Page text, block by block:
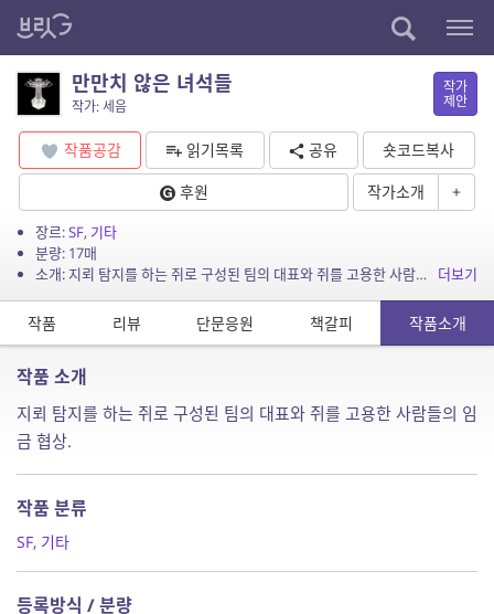
만만치 않은 녀석들
작가: 세음
작가
제안
작품공감 읽기목록 공유
숏코드복사
후원
작가소개 +
장르:SF, 기타
분량: 17매
소개: 지뢰 탐지를 하는 쥐로 구성된 팀의 대표와 쥐를 고용한 사람들의 임금 협상.
더보기
작품 리뷰 단문응원 책갈피 작품소개
작품 소개
지뢰 탐지를 하는 쥐로 구성된 팀의 대표와 쥐를 고용한 사람들의 임
금 협상.
작품 분류
SF, 기타
등록방식 / 분량